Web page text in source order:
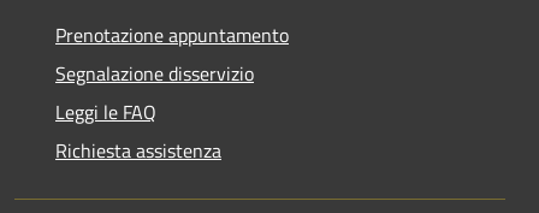
Prenotazione appuntamento
Segnalazione disservizio
Leggi le FAQ
Richiesta assistenza